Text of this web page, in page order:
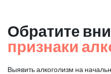
Обратите
признаки
Выявить алкоголизм на